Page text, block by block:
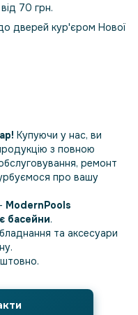
70 грн.
дверей кур'єром Нової
Купуючи у нас, ви
з повною
ремонт
про вашу
ModernPools
басейни.
та аксесуари